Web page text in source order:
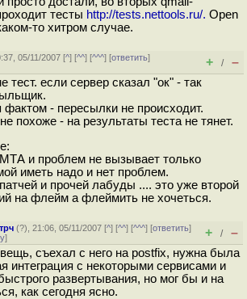
тесты http://tests.nettools.ru/. Open
то хитром случае.
05/11/2007 [^] [^^] [^^^] [ответить]
+ / –
тест. если сервер сказал "ок" - так
фактом - пересылки не происходит.
похоже - на результаты теста не тянет.
и проблем не вызывает только
иметь надо и нет проблем.
и прочей лабуды .... это уже второй
на флейм а флеймить не хочеться.
(?), 21:06, 05/11/2007 [^] [^^] [^^^] [ответить]
] + / –
съехал с него на postfix, нужна была
интеграция с некоторыми сервисами и
развертывания, но мог бы и на
как сегодня ясно.